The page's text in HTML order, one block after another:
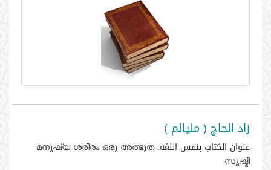
زاد الحاج ( مليالم )
عنوان الكتاب بنفس اللغه: മനുഷ്യ ശരീരം ഒരു അത്ഭുത
സൃഷ്ടി